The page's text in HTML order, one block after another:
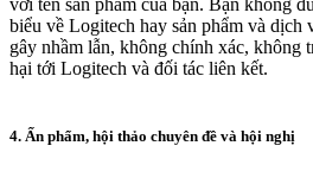
biểu về Logitech hay sản phẩm và dịch
gây nhầm lẫn, không chính xác, không
hại tới Logitech và đối tác liên kết.
4. Ấn phẩm, hội thảo chuyên đề và hội nghị